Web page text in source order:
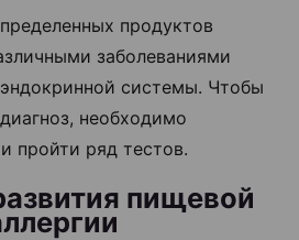
продуктов
заболеваниями
системы. Чтобы
необходимо
пройти ряд тестов.
пищевой